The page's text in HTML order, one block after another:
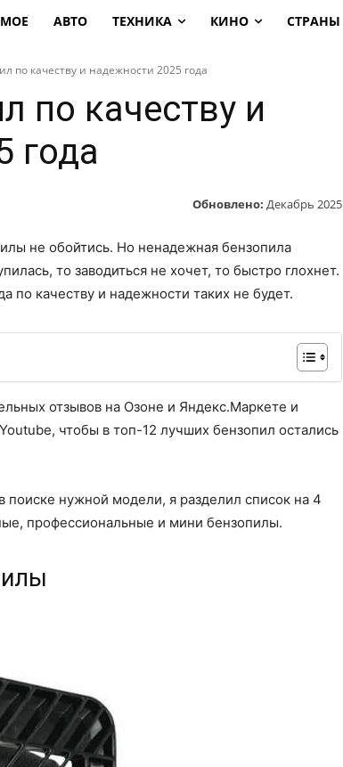
АВТО ТЕХНИКА КИНО СТРАНЫ
по качеству и надежности 2025 года
по качеству и
года
Обновлено: Декабрь 2025
не обойтись. Но ненадежная бензопила
то заводиться не хочет, то быстро глохнет.
по качеству и надежности таких не будет.
отзывов на Озоне и Яндекс.Маркете и
чтобы в топ-12 лучших бензопил остались
поиске нужной модели, я разделил список на 4
профессиональные и мини бензопилы.